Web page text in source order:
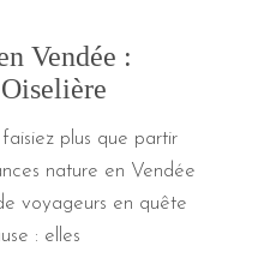
Vendée :
plus que partir
nature en Vendée
voyageurs en quête
: elles